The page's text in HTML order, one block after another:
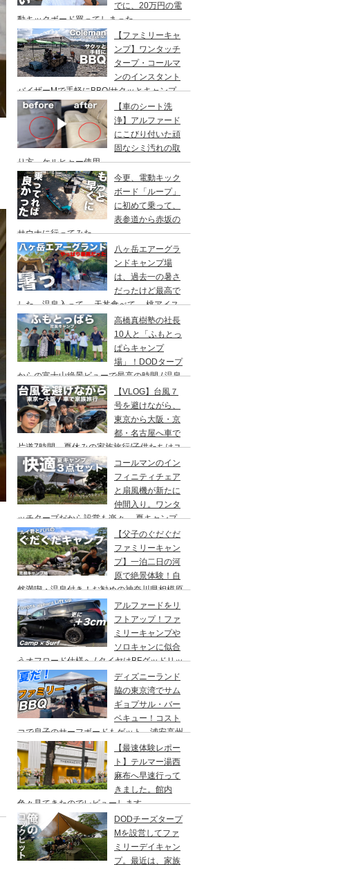
でに、20万円の電
動キックボード買ってしまった。
YADEA（ヤデア）
【ファミリーキャ
ンプ】ワンタッチ
タープ・コールマ
ンのインスタント
バイザーMで手軽にBBQ/サクッとキャンプ
レイアウト/ 都心から車で1時間/ 河原のキャ
ンプ場/秋川橋河川公園 バーベキューランド
【車のシート洗
浄】アルファード
にこびり付いた頑
固なシミ汚れの取
り方。ケルヒャー使用。
今更、電動キック
ボード「ループ」
に初めて乗って、
表参道から赤坂の
サウナに行ってみた。
八ヶ岳エアーグラ
ンドキャンプ場
は、過去一の暑さ
だったけど最高で
した。温泉入って→ 天丼食べて→ 桃アイス
食べて。ファミリーキャンプにもキャンプデ
ートにもお勧めです。DOD＆ムラコでグル
ープキャンプ
高橋真樹塾の社長
10人と「ふもとっ
ぱらキャンプ
場」！DODタープ
からの富士山絶景ビューで最高の時間 / 温泉
の代わりにシャワー / キャンプ飯は肉にタコ
スにビール
【VLOG】台風７
号を避けながら、
東京から大阪・京
都・名古屋へ車で
片道7時間、夏休みの家族旅行/子供たちはユ
ニバーサルスタジオでパパはサウナ→清水寺
からの川床で鰻重→世界の山ちゃん
コールマンのイン
フィニティチェア
と扇風機が新たに
仲間入り。ワンタ
ッチタープだから設営も楽々。 夏キャンプ
を快適に過ごす為のキャンプギア３点セッ
ト。
【父子のぐだぐだ
ファミリーキャン
プ】一泊二日の河
原で絶景体験！自
然満喫・温泉付き！お勧めの神奈川県相模原
市・青根キャンプ場。
アルファードをリ
フトアップ！ファ
ミリーキャンプや
ソロキャンに似合
うオフロード仕様へ / タイヤはBFグッドリッ
チのオールテレーンTA。ホイールはデルタ
フォースのオーバル。アップサスはエスペリ
ア。
ディズニーランド
脇の東京湾でサム
ギョプサル・バー
ベキュー！コスト
コで息子のサーフボードもゲット、浦安高州
海浜公園、コールマンワンタッチタープ、フ
ァミリーキャンプ、BBQ
【最速体験レポー
ト】テルマー湯西
麻布へ早速行って
きました。館内
色々見てきたのでレビューします。
DODチーズタープ
Mを設営してファ
ミリーデイキャン
プ。最近は、家族